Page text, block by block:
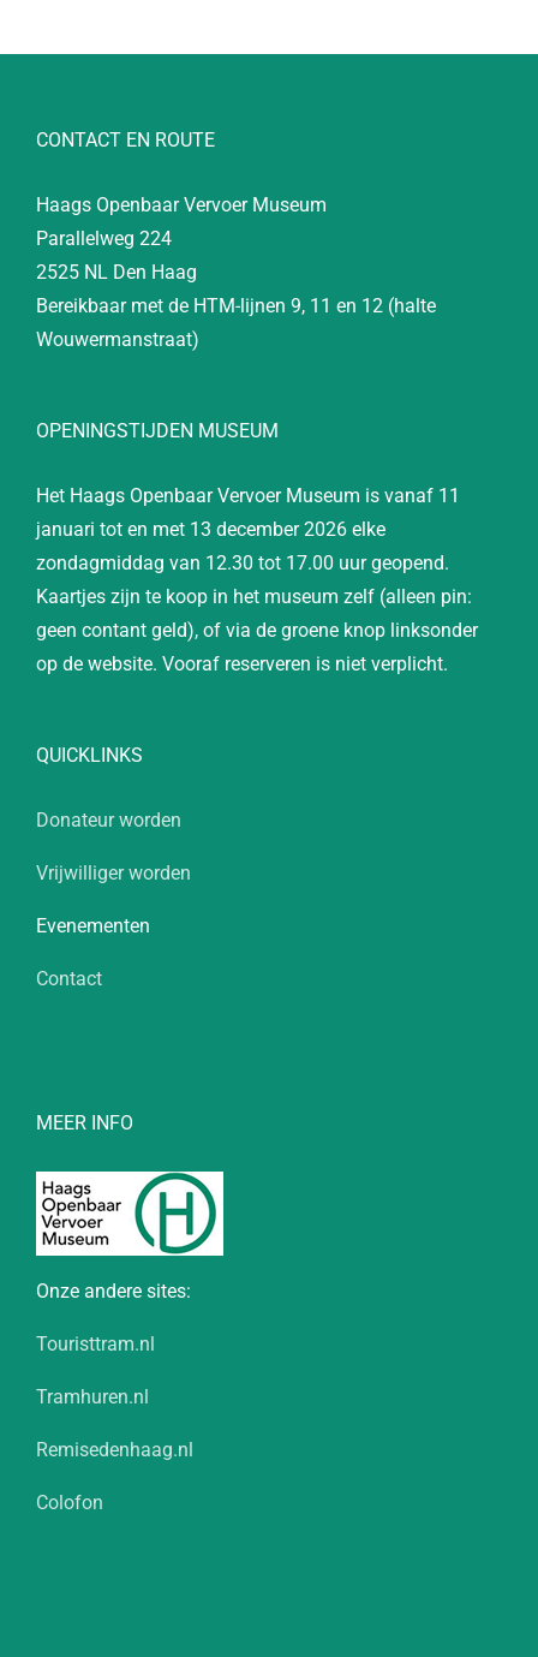
CONTACT EN ROUTE
Haags Openbaar Vervoer Museum
Parallelweg 224
2525 NL Den Haag
Bereikbaar met de HTM-lijnen 9, 11 en 12 (halte
Wouwermanstraat)
OPENINGSTIJDEN MUSEUM
Het Haags Openbaar Vervoer Museum is vanaf 11
januari tot en met 13 december 2026 elke
zondagmiddag van 12.30 tot 17.00 uur geopend.
Kaartjes zijn te koop in het museum zelf (alleen pin:
geen contant geld), of via de groene knop linksonder
op de website. Vooraf reserveren is niet verplicht.
QUICKLINKS
Donateur worden
Vrijwilliger worden
Evenementen
Contact
MEER INFO
Onze andere sites:
Touristtram.nl
Tramhuren.nl
Remisedenhaag.nl
Colofon